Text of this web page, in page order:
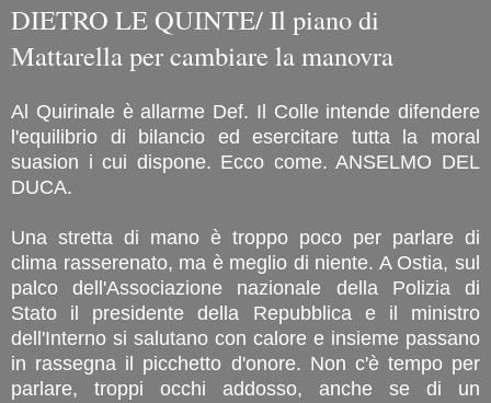
DIETRO LE QUINTE/ Il piano di
Mattarella per cambiare la manovra
Al Quirinale è allarme Def. Il Colle intende difendere
l'equilibrio di bilancio ed esercitare tutta la moral
suasion i cui dispone. Ecco come. ANSELMO DEL
DUCA.
Una stretta di mano è troppo poco per parlare di
clima rasserenato, ma è meglio di niente. A Ostia, sul
palco dell'Associazione nazionale della Polizia di
Stato il presidente della Repubblica e il ministro
dell'Interno si salutano con calore e insieme passano
in rassegna il picchetto d'onore. Non c'è tempo per
parlare, troppi occhi addosso, anche se di un